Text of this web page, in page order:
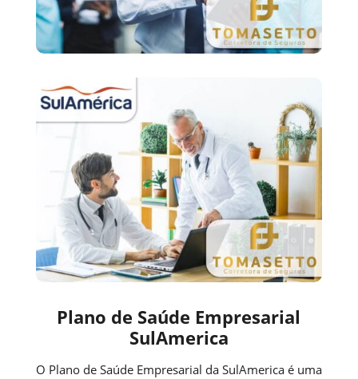
Plano de Saúde Empresarial
SulAmerica
O Plano de Saúde Empresarial da SulAmerica é uma